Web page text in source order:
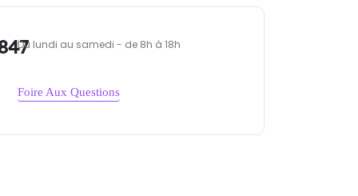
Du lundi au samedi - de 8h à 18h
Foire Aux Questions